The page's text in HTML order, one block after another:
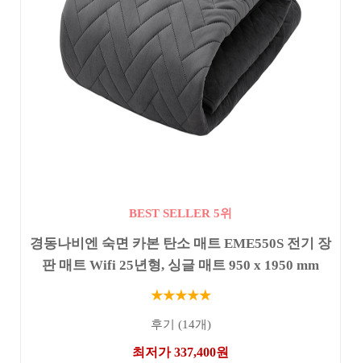
BEST SELLER 5위
경동나비엔 숙면 카본 탄소 매트 EME550S 전기 장
판 매트 Wifi 25년형, 싱글 매트 950 x 1950 mm
★★★★★
후기 (14개)
최저가 337,400원